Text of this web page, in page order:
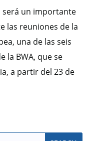
será un importante
las reuniones de la
una de las seis
la BWA, que se
a partir del 23 de